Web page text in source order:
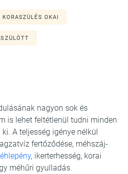
KORASZÜLÉS OKAI
nagyon sok és
is lehet feltétlenül tudni minden
A teljesség igénye nélkül
fertőződése, méhszáj-
, ikerterhesség, korai
méhűri gyulladás.